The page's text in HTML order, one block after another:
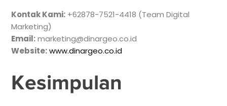
Kontak Kami: +62878-7521-4418 (Team Digital
Marketing)
Email:marketing@dinargeo.co.id
Website: www.dinargeo.co.id
Kesimpulan